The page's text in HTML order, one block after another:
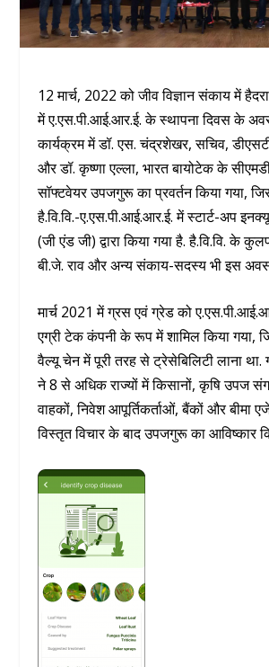
12 मार्च, 2022 को जीव विज्ञान संकाय में
में ए.एस.पी.आई.आर.ई. के स्थापना दिवस के
कार्यक्रम में डॉ. एस. चंद्रशेखर, सचिव,
और डॉ. कृष्णा एल्ला, भारत बायोटेक के सीएमडी
सॉफ्टवेयर उपजगुरू का प्रवर्तन किया गया,
है.वि.वि.-ए.एस.पी.आई.आर.ई. में स्टार्ट-अप
(जी एंड जी) द्वारा किया गया है. है.वि.वि. के
बी.जे. राव और अन्य संकाय-सदस्य भी इस
मार्च 2021 में ग्रस एवं ग्रेड को
एग्री टेक कंपनी के रूप में शामिल किया गया,
वैल्यू चेन में पूरी तरह से ट्रेसेबिलिटी लाना
ने 8 से अधिक राज्यों में किसानों, कृषि उपज
वाहकों, निवेश आपूर्तिकर्ताओं, बैंकों और बीमा
विस्तृत विचार के बाद उपजगुरू का आविष्कार